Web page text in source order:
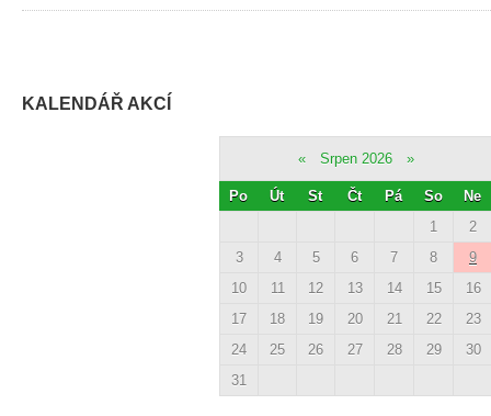
KALENDÁŘ AKCÍ
« Srpen 2026 »
Po Út St Čt Pá So
Ne
1
2
3
4 5 6 7 8
9
10
11 12 13 14 15
16
17
18 19 20 21 22
23
24
25 26 27 28 29
30
31